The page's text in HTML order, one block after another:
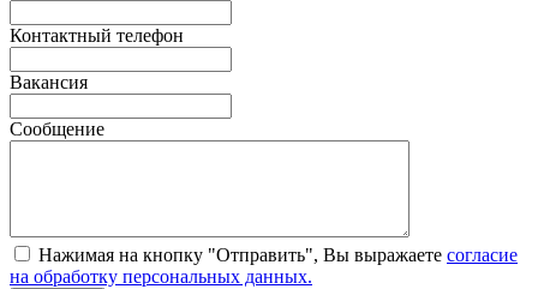
Контактный телефон
Вакансия
Сообщение
Нажимая на кнопку "Отправить", Вы выражаете согласие
на обработку персональных данных.